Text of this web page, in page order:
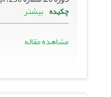
چکیده بیشتر
مشاهده مقاله